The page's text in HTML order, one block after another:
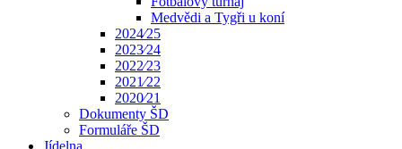
Medvědi a Tygři u koní
2024⁄25
2023⁄24
2022⁄23
2021⁄22
2020⁄21
Dokumenty ŠD
Formuláře ŠD
Jídelna